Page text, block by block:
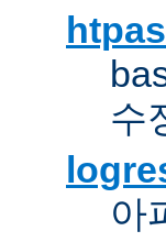
수
아